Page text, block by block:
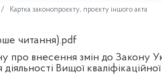
Картка законопроєкту, проєкту іншого акта
читання).pdf
про внесення змін до Закону
Вищої кваліфікаційної